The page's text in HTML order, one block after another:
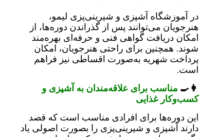
در آموزشگاه آشپزی و شیرینی‌پزی لیمو،
هنرجویان می‌توانند پس از گذراندن دوره‌ها، از
امکان دریافت گواهی فنی و حرفه‌ای بهره‌مند
شوند. همچنین برای راحتی هنرجویان، امکان
پرداخت شهریه به‌صورت اقساطی نیز فراهم
است.
مناسب برای علاقه‌مندان به آشپزی و
کسب‌وکار غذایی
این دوره‌ها برای افرادی مناسب است که قصد
دارند آشپزی و شیرینی‌پزی را بصورت اصولی یاد